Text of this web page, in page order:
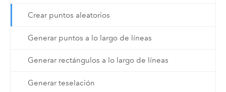
Crear puntos aleatorios
Generar puntos a lo largo de líneas
Generar rectángulos a lo largo de líneas
Generar teselación